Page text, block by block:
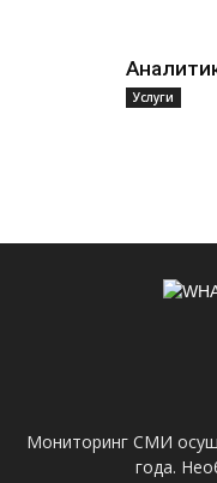
Услуги
Мониторинг СМИ
года.